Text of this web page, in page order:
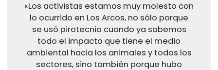
«Los activistas estamos muy molesto con
lo ocurrido en Los Arcos, no sólo porque
se usó pirotecnia cuando ya sabemos
todo el impacto que tiene el medio
ambiental hacia los animales y todos los
sectores, sino también porque hubo